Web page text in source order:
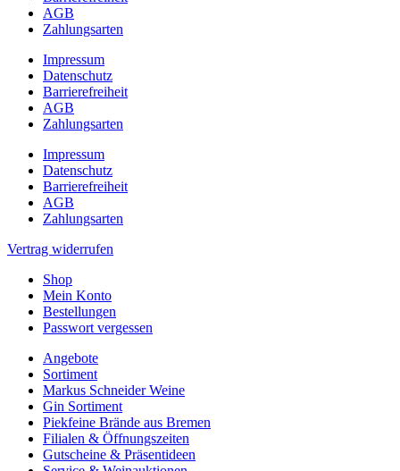
AGB
Zahlungsarten
Impressum
Datenschutz
Barrierefreiheit
AGB
Zahlungsarten
Impressum
Datenschutz
Barrierefreiheit
AGB
Zahlungsarten
Vertrag widerrufen
Shop
Mein Konto
Bestellungen
Passwort vergessen
Angebote
Sortiment
Markus Schneider Weine
Gin Sortiment
Piekfeine Brände aus Bremen
Filialen & Öffnungszeiten
Gutscheine & Präsentideen